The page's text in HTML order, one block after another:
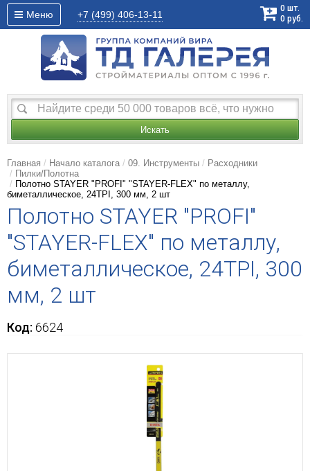
Меню +7 (499) 406-13-11
0 шт.
0 руб.
Искать
Главная Начало каталога 09. Инструменты
Расходники
Пилки/Полотна
Полотно STAYER "PROFI" "STAYER-FLEX" по металлу,
биметаллическое, 24TPI, 300 мм, 2 шт
Полотно STAYER "PROFI"
"STAYER-FLEX" по металлу,
биметаллическое, 24TPI, 300
мм, 2 шт
Код: 6624